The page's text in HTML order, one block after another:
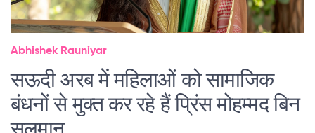
Abhishek Rauniyar
सऊदी अरब में महिलाओं को सामाजिक
बंधनों से मुक्त कर रहे हैं प्रिंस मोहम्मद बिन